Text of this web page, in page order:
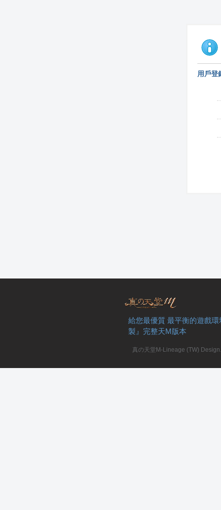
用戶登
給您最優質 最平衡的遊戲
製』完整天M版本
真の天堂M-Lineage (TW)